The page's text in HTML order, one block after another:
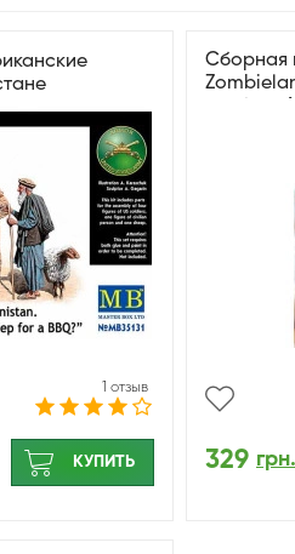
1 отзыв
КУПИТЬ
Сборная
свободе
329 грн.